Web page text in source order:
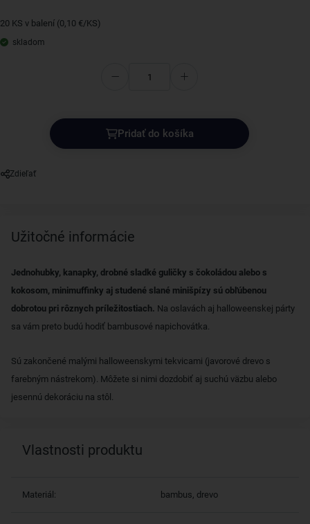
20 KS v balení (0,10 €/KS)
skladom
Pridať do košíka
Zdieľať
Užitočné informácie
Jednohubky, kanapky, drobné sladké guličky s čokoládou alebo s
kokosom, minimuffinky aj studené slané minišpízy sú obľúbenou
dobrotou pri rôznych príležitostiach. Na oslavách aj halloweenskej párty
sa vám preto budú hodiť bambusové napichovátka.
Sú zakončené malými halloweenskymi tekvicami (javorové drevo s
farebným nástrekom). Môžete si nimi dozdobiť aj suchú väzbu alebo
jesennú dekoráciu na stôl.
Vlastnosti produktu
Materiál: bambus, drevo